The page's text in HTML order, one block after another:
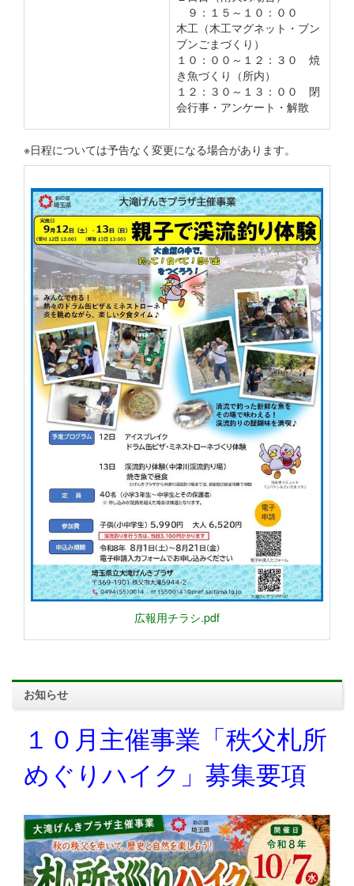
９：１５～１０：００
木工（木工マグネット・ブン
ブンごまづくり）
１０：００～１２：３０ 焼
き魚づくり（所内）
１２：３０～１３：００ 閉
会行事・アンケート・解散
※日程については予告なく変更になる場合があります。
広報用チラシ.pdf
お知らせ
１０月主催事業「秩父札所
めぐりハイク」募集要項